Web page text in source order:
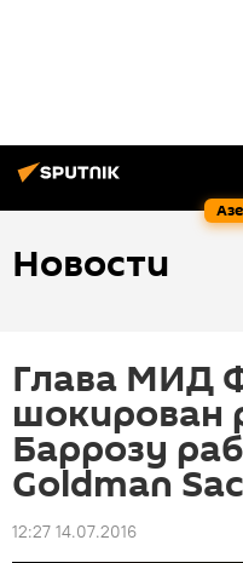
Новости
Глава МИД
шокирован
Баррозу
Goldman
12:27 14.07.2016